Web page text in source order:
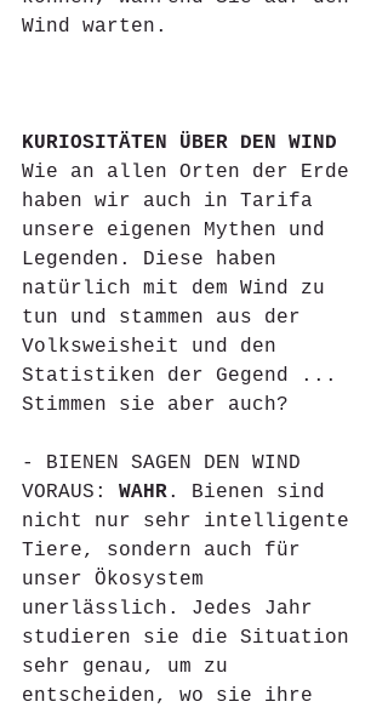
Wind warten.
KURIOSITÄTEN ÜBER DEN WIND
Wie an allen Orten der Erde
haben wir auch in Tarifa
unsere eigenen Mythen und
Legenden. Diese haben
natürlich mit dem Wind zu
tun und stammen aus der
Volksweisheit und den
Statistiken der Gegend ...
Stimmen sie aber auch?
- BIENEN SAGEN DEN WIND
VORAUS: WAHR. Bienen sind
nicht nur sehr intelligente
Tiere, sondern auch für
unser Ökosystem
unerlässlich. Jedes Jahr
studieren sie die Situation
sehr genau, um zu
entscheiden, wo sie ihre